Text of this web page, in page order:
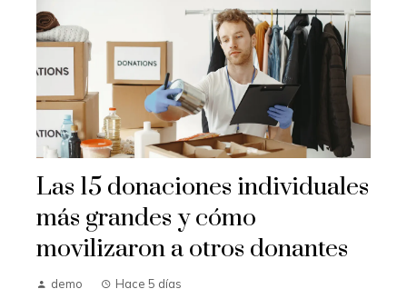
Las 15 donaciones individuales
más grandes y cómo
movilizaron a otros donantes
demo Hace 5 días